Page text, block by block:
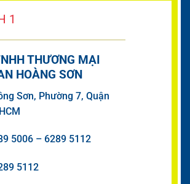
1
THƯƠNG MẠI
HOÀNG SƠN
Sơn, Phường 7, Quận
5006 – 6289 5112
5112